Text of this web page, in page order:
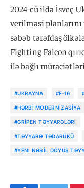
2024-cü ildə İsveç
verilməsi planlarını
səbəb tərəfdaş
Fighting Falcon
ilə bağlı
#UKRAYNA #F-16
#HƏRBI MODERNIZASIYA
#GRIPEN TƏYYARƏLƏRI
#TƏYYARƏ TƏDARÜKÜ
#YENI NƏSIL DÖYÜŞ